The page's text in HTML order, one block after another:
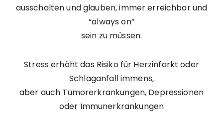
ausschalten und glauben, immer erreichbar und
“always on”
sein zu müssen.
Stress erhöht das Risiko für Herzinfarkt oder
Schlaganfall immens,
aber auch Tumorerkrankungen, Depressionen
oder Immunerkrankungen